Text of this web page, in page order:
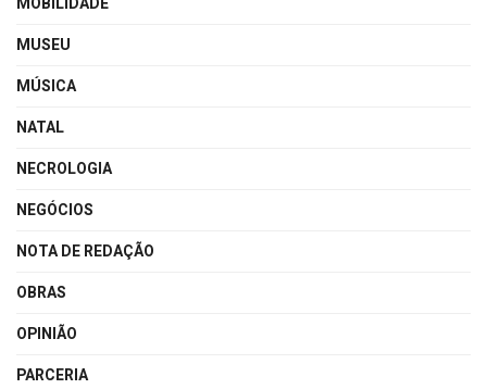
MUSEU
MÚSICA
NATAL
NECROLOGIA
NEGÓCIOS
NOTA DE REDAÇÃO
OBRAS
OPINIÃO
PARCERIA